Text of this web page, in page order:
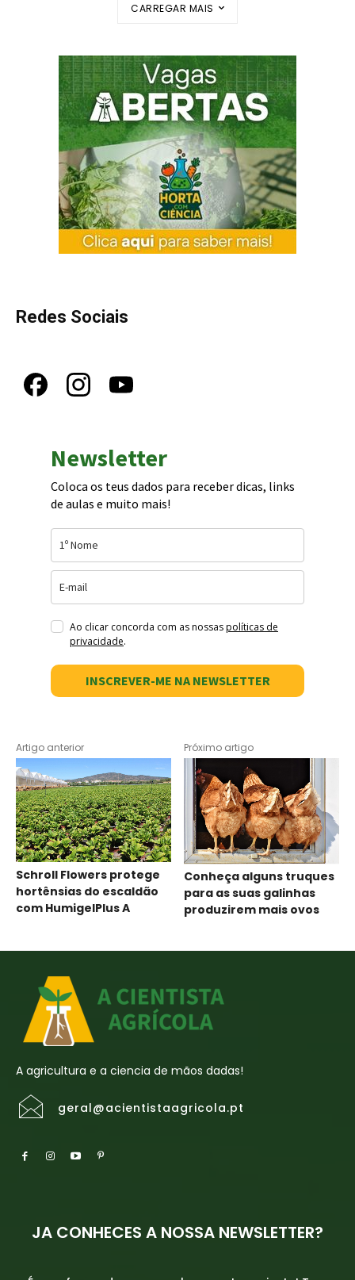
CARREGAR MAIS
Redes Sociais
Newsletter
Coloca os teus dados para receber dicas, links
de aulas e muito mais!
Ao clicar concorda com as nossaspolíticas de
privacidade.
INSCREVER-ME NA NEWSLETTER
Artigo anterior
Schroll Flowers protege
hortênsias do escaldão
com HumigelPlus A
Próximo artigo
Conheça alguns truques
para as suas galinhas
produzirem mais ovos
A agricultura e a ciencia de mãos dadas!
geral@acientistaagricola.pt
JA CONHECES A NOSSA NEWSLETTER?